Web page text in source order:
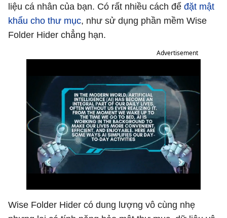
liệu cá nhân của bạn. Có rất nhiều cách để đặt mật
khẩu cho thư mục, như sử dụng phần mềm Wise
Folder Hider chẳng hạn.
Advertisement
Wise Folder Hider có dung lượng vô cùng nhẹ